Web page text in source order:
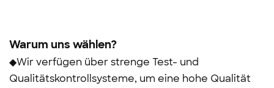
Warum uns wählen?
◆Wir verfügen über strenge Test- und
Qualitätskontrollsysteme, um eine hohe Qualität